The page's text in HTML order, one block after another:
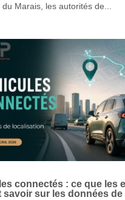
Marais, les autorités de...
connectés : ce que les
savoir sur les données